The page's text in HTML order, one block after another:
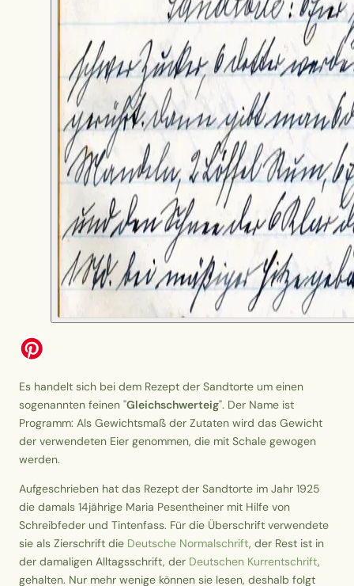
Es handelt sich bei dem Rezept der Sandtorte um einen
sogenannten feinen "Gleichschwerteig". Der Name ist
Programm: Als Gewichtsmaß der Zutaten wird das Gewicht
der verwendeten Eier genommen, die mit Schale gewogen
werden.
Aufgeschrieben hat das Rezept der Sandtorte im Jahr 1925
die damals 14jährige Maria Pesentheiner mit Hilfe von
Schreibfeder und Tintenfass. Für die Überschrift verwendete
sie als Zierschrift die Deutsche Normalschrift, der Rest ist in
der damaligen Alltagsschrift, der Deutschen Kurrentschrift,
gehalten. Nur mehr wenige können sie lesen, deshalb folgt